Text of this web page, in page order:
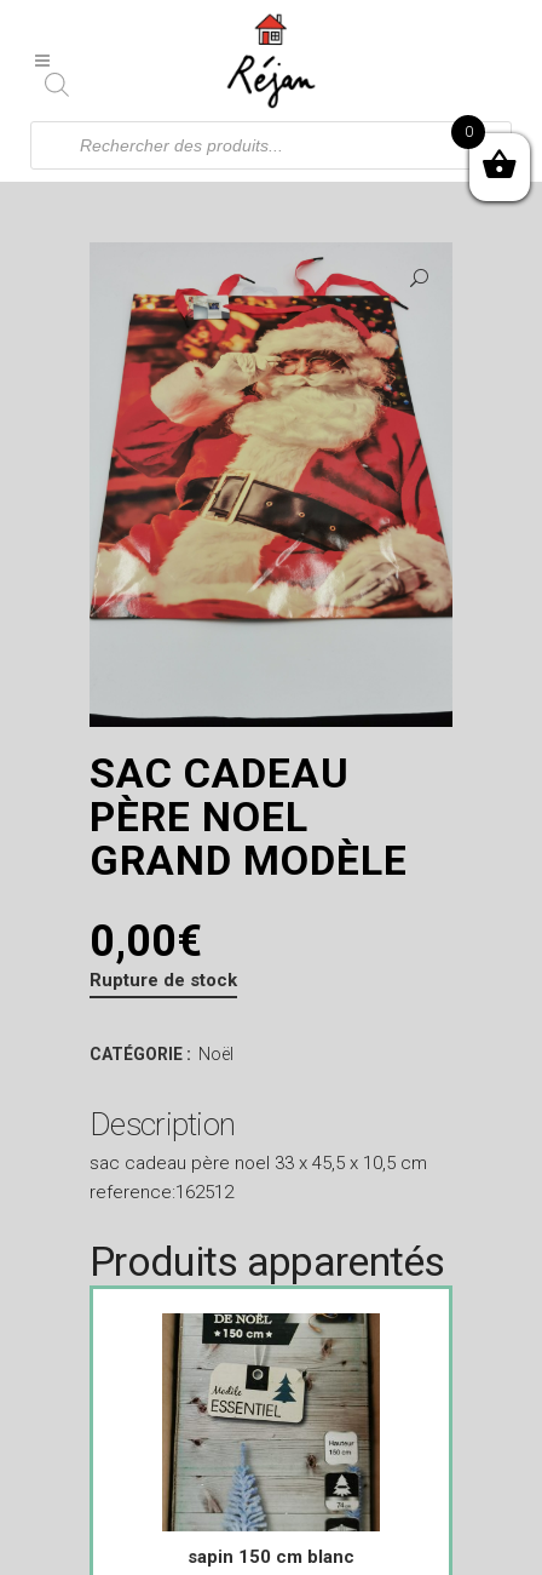
Recherche
produits
SAC CADEAU
PÈRE NOEL
GRAND MODÈLE
0,00€
Rupture de stock
CATÉGORIE : Noël
Description
sac cadeau père noel 33 x 45,5 x 10,5 cm
reference:162512
Produits apparentés
sapin 150 cm blanc
0